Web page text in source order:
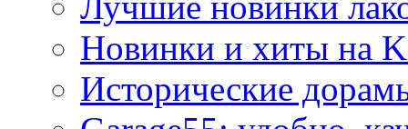
Новинки и хиты на
Исторические